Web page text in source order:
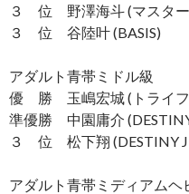
３ 位 野澤海斗 (マスター
３ 位 谷陸叶 (BASIS)
アダルト青帯ミドル級
優 勝 玉嶋宏城 (トライフ
準優勝 中園庸介
３ 位 松下翔 (DESTINY
アダルト青帯ミディアムヘ